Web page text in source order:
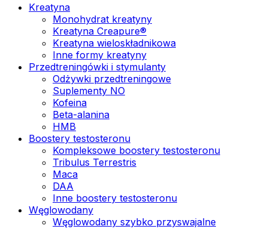
Kreatyna
Monohydrat kreatyny
Kreatyna Creapure®
Kreatyna wieloskładnikowa
Inne formy kreatyny
Przedtreningówki i stymulanty
Odżywki przedtreningowe
Suplementy NO
Kofeina
Beta-alanina
HMB
Boostery testosteronu
Kompleksowe boostery testosteronu
Tribulus Terrestris
Maca
DAA
Inne boostery testosteronu
Węglowodany
Węglowodany szybko przyswajalne